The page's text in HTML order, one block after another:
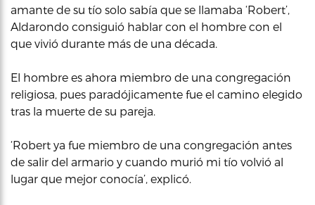
amante de su tío solo sabía que se llamaba ‘Robert’,
Aldarondo consiguió hablar con el hombre con el
que vivió durante más de una década.
El hombre es ahora miembro de una congregación
religiosa, pues paradójicamente fue el camino elegido
tras la muerte de su pareja.
‘Robert ya fue miembro de una congregación antes
de salir del armario y cuando murió mi tío volvió al
lugar que mejor conocía’, explicó.